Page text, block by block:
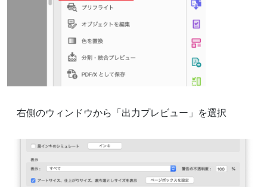
右側のウィンドウから「出力プレビュー」を選択